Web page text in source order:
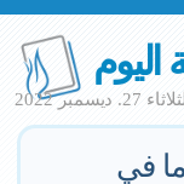
اليوم
27. ديسمبر 2022
في